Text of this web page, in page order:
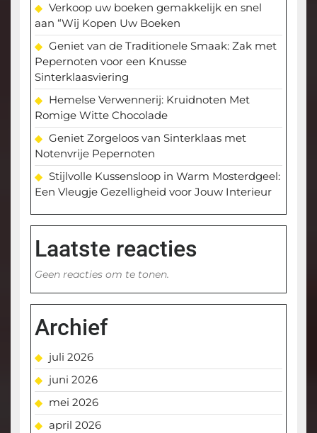
Verkoop uw boeken gemakkelijk en snel
aan “Wij Kopen Uw Boeken
Geniet van de Traditionele Smaak: Zak met
Pepernoten voor een Knusse
Sinterklaasviering
Hemelse Verwennerij: Kruidnoten Met
Romige Witte Chocolade
Geniet Zorgeloos van Sinterklaas met
Notenvrije Pepernoten
Stijlvolle Kussensloop in Warm Mosterdgeel:
Een Vleugje Gezelligheid voor Jouw Interieur
Laatste reacties
Geen reacties om te tonen.
Archief
juli 2026
juni 2026
mei 2026
april 2026